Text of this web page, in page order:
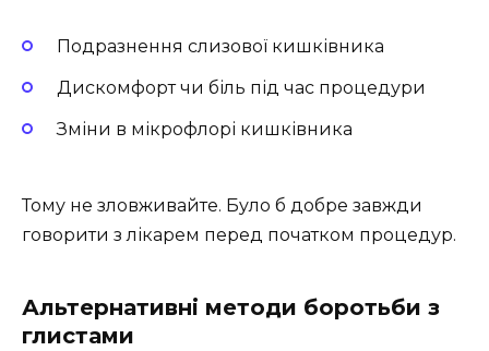
Подразнення слизової кишківника
Дискомфорт чи біль під час процедури
Зміни в мікрофлорі кишківника
Тому не зловживайте. Було б добре завжди
говорити з лікарем перед початком процедур.
Альтернативні методи боротьби з
глистами